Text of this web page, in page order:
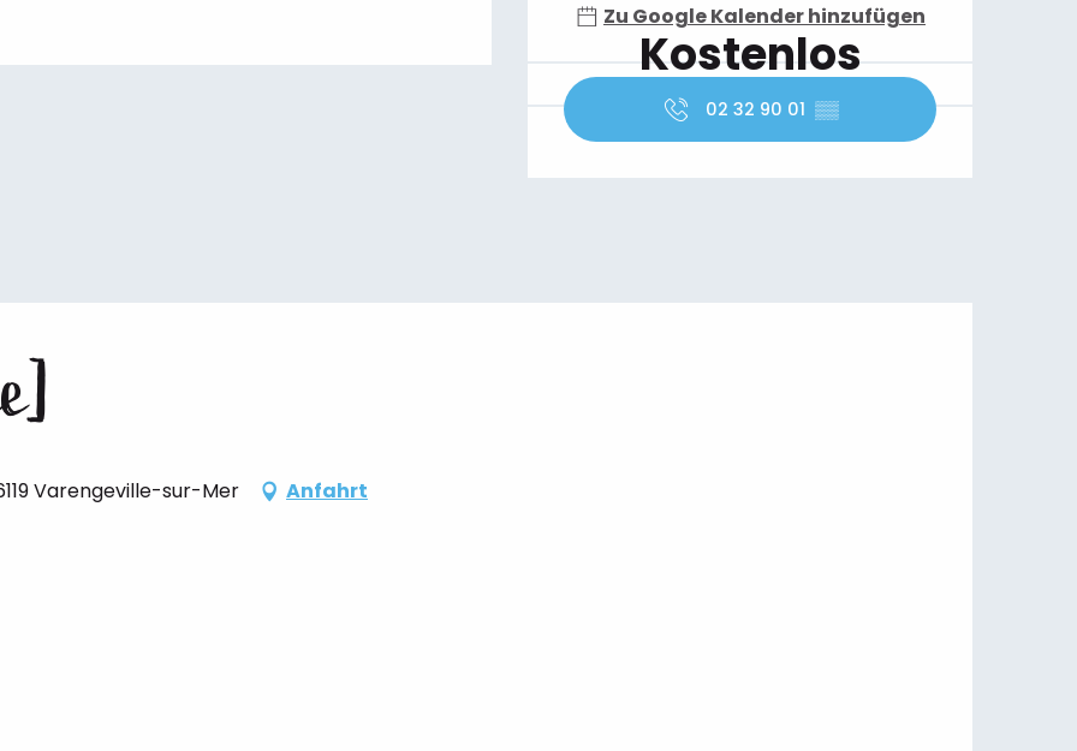
Zu Google Kalender hinzufügen
Kostenlos
02 32 90 01 ▒▒
Varengeville-sur-Mer Anfahrt